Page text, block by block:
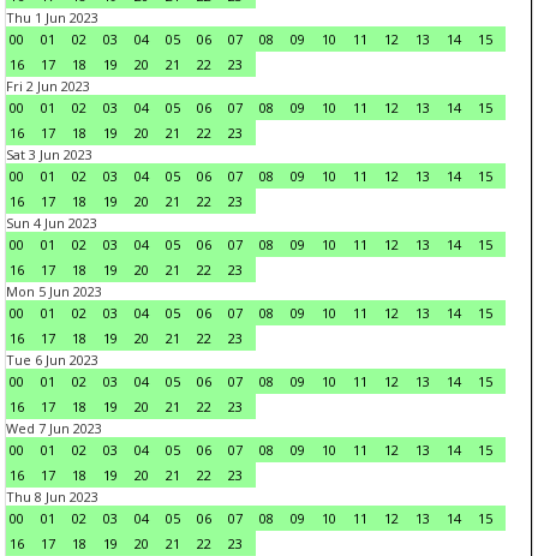
Thu 1 Jun 2023
00
01 02 03 04 05 06 07 08 09 10 11 12 13 14
15
16
17 18 19 20 21 22
23
Fri 2 Jun 2023
00
01 02 03 04 05 06 07 08 09 10 11 12 13 14
15
16
17 18 19 20 21 22
23
Sat 3 Jun 2023
00
01 02 03 04 05 06 07 08 09 10 11 12 13 14
15
16
17 18 19 20 21 22
23
Sun 4 Jun 2023
00
01 02 03 04 05 06 07 08 09 10 11 12 13 14
15
16
17 18 19 20 21 22
23
Mon 5 Jun 2023
00
01 02 03 04 05 06 07 08 09 10 11 12 13 14
15
16
17 18 19 20 21 22
23
Tue 6 Jun 2023
00
01 02 03 04 05 06 07 08 09 10 11 12 13 14
15
16
17 18 19 20 21 22
23
Wed 7 Jun 2023
00
01 02 03 04 05 06 07 08 09 10 11 12 13 14
15
16
17 18 19 20 21 22
23
Thu 8 Jun 2023
00
01 02 03 04 05 06 07 08 09 10 11 12 13 14
15
16
17 18 19 20 21 22
23